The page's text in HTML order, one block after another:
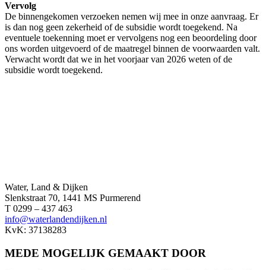
Vervolg
De binnengekomen verzoeken nemen wij mee in onze aanvraag. Er
is dan nog geen zekerheid of de subsidie wordt toegekend. Na
eventuele toekenning moet er vervolgens nog een beoordeling door
ons worden uitgevoerd of de maatregel binnen de voorwaarden valt.
Verwacht wordt dat we in het voorjaar van 2026 weten of de
subsidie wordt toegekend.
Water, Land & Dijken
Slenkstraat 70, 1441 MS Purmerend
T 0299 – 437 463
info@waterlandendijken.nl
KvK: 37138283
MEDE MOGELIJK GEMAAKT DOOR